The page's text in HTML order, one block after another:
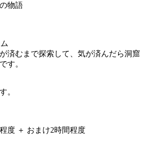
物語
済むまで探索して、気が済んだら洞窟
す。
。
度 ＋ おまけ2時間程度